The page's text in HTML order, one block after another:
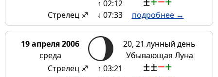
Стрелец ♐
↑ 02:12
↓ 07:33
подробнее →
19 апреля 2006
среда
20, 21 лунный день
Убывающая Луна
Стрелец ♐
↑ 03:21
±±−+